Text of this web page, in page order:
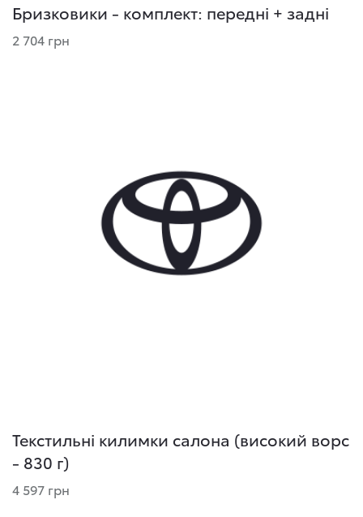
Бризковики - комплект: передні + задні
2 704 грн
Текстильні килимки салона (високий ворс
- 830 г)
4 597 грн